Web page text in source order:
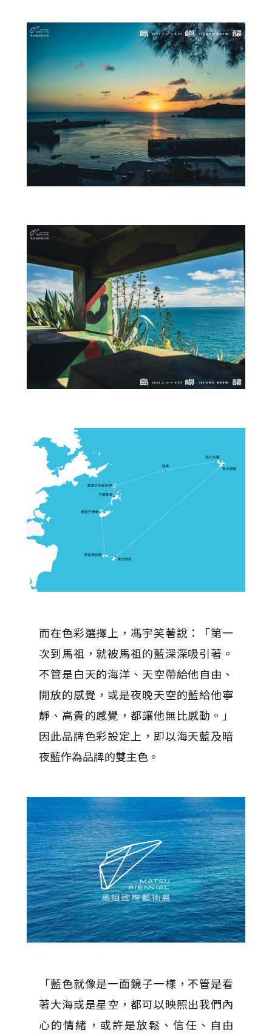
而在色彩選擇上，馮宇笑著說：「第一
次到馬祖，就被馬祖的藍深深吸引著。
不管是白天的海洋、天空帶給他自由、
開放的感覺，或是夜晚天空的藍給他寧
靜、高貴的感覺，都讓他無比感動。」
因此品牌色彩設定上，即以海天藍及暗
夜藍作為品牌的雙主色。
「藍色就像是一面鏡子一樣，不管是看
著大海或是星空，都可以映照出我們內
心的情緒，或許是放鬆、信任、自由